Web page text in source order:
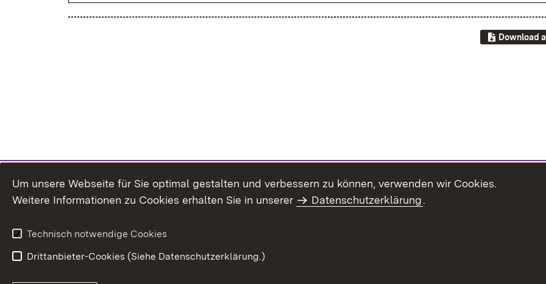
Download
Um unsere Webseite für Sie optimal gestalten und verbessern zu können, verwenden wir Cookies.
Weitere Informationen zu Cookies erhalten Sie in unserer
Datenschutzerklärung.
Technisch notwendige Cookies
Drittanbieter-Cookies (Siehe Datenschutzerklärung.)